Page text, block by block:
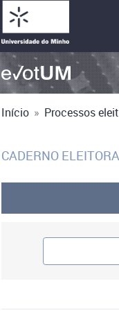
Início » Processos
CADERNO